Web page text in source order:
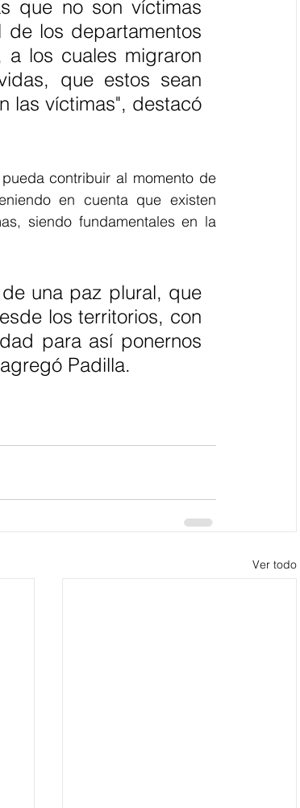
que no son víctimas
los departamentos
los cuales migraron
que estos sean
las víctimas", destacó
contribuir al momento de
en cuenta que existen
siendo fundamentales en la
una paz plural, que
los territorios, con
para así ponernos
Padilla.
Ver todo